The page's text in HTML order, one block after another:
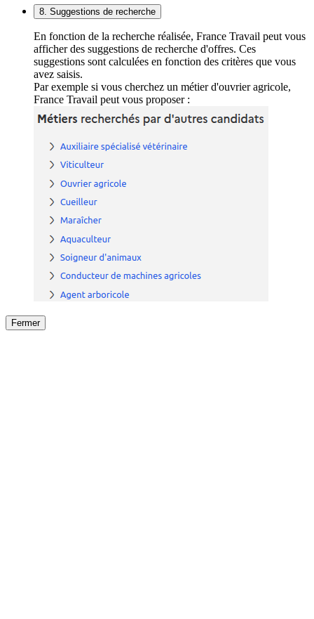
8. Suggestions de recherche
En fonction de la recherche réalisée, France Travail peut vous
afficher des suggestions de recherche d'offres. Ces
suggestions sont calculées en fonction des critères que vous
avez saisis.
Par exemple si vous cherchez un métier d'ouvrier agricole,
France Travail peut vous proposer :
Fermer